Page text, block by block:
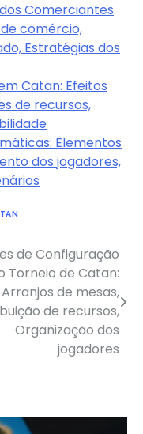
Comerciantes
comércio,
Estratégias dos
Catan: Efeitos
de recursos,
Elementos
dos jogadores,
de Configuração
Torneio de Catan:
Arranjos de mesas,
de recursos,
Organização dos
jogadores